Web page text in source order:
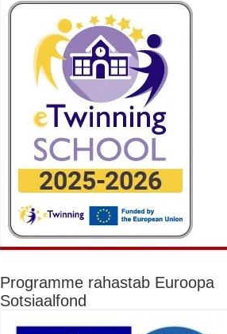
Programme rahastab Euroopa
Sotsiaalfond